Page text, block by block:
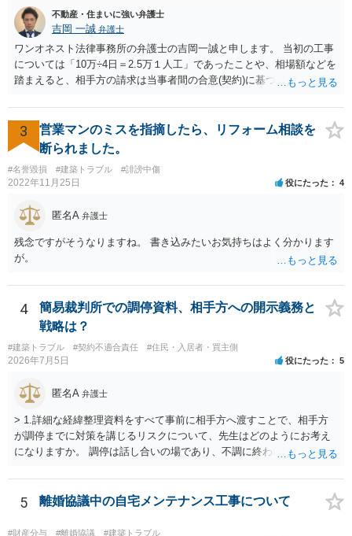
不動産・住まいに強い弁護士
吉岡 一誠 弁護士
ワンオネスト法律事務所の弁護士の吉岡一誠と申します。 当初の工事
については「10万÷4日＝2.5万１人工」であったことや、相場額などを
踏まえると、相手方の請求は当事者間の合意(契約)に基づかない不当な
か支払う意向がない旨を伝えて、減額の交渉をすべきでしょう。 相手
方の立場としても、裁判を起こす時間や労力、経済的コストその他裁
判が終わるまでキャッシュが入ってこないことなどがネックになり得
るでしょうから、減額に応じてくる可能性は大いにあるかと思いま
す。
3
営業マンのミスを指摘したら、リフォーム相談を
断られました。
#名誉毀損 #建築トラブル #誹謗中傷
2022年11月25日 役にたった 4
匿名A 弁護士
残念ですがそうなりますね。 書き込みたいお気持ちはよく分かります
が。
4
簡易裁判所での調停資料、相手方への開示義務と
戦略は？
#建築トラブル #契約不適合責任 #住民・入居者・買主側
2026年7月5日 役にたった 5
匿名A 弁護士
> 1.詳細な経緯整理資料をすべて事前に相手方へ渡すことで、相手方
が調停までに対策を講じるリスクについて、先生はどのようにお考え
になりますか。 調停は話し合いの場であり、不調に終われば訴訟で解
いう姑息な手段は使えませんし、公平かつ納得のできる解決というの
は、当事者と裁判所が同じ主張と証拠関係を踏まえた上で初めて実現
ついて、何か工夫できる点があればご教示いただけますでしょうか。
5 離婚協議中の自宅メンテナンス工事について
#財産分与 #離婚協議 #建築トラブル